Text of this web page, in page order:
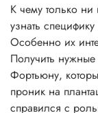
К чему только
узнать
Особенно их
Получить нужные
Фортьюну,
проник на
справился с